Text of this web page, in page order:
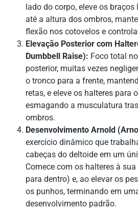
lado do corpo, eleve os braços
até a altura dos ombros,
flexão nos cotovelos e
Elevação Posterior com
Dumbbell Raise): Foco total
posterior, muitas vezes
o tronco para a frente,
retas, e eleve os halteres para
esmagando a musculatura
ombros.
Desenvolvimento Arnold
exercício dinâmico que
cabeças do deltoide em um
Comece com os halteres à
para dentro) e, ao elevar os
os punhos, terminando em
desenvolvimento padrão.